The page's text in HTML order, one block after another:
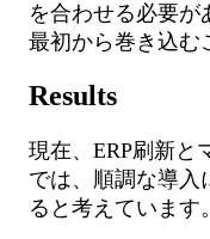
を合わせる必要が
最初から巻き込む
Results
現在、ERP刷新と
では、順調な導入
ると考えています。